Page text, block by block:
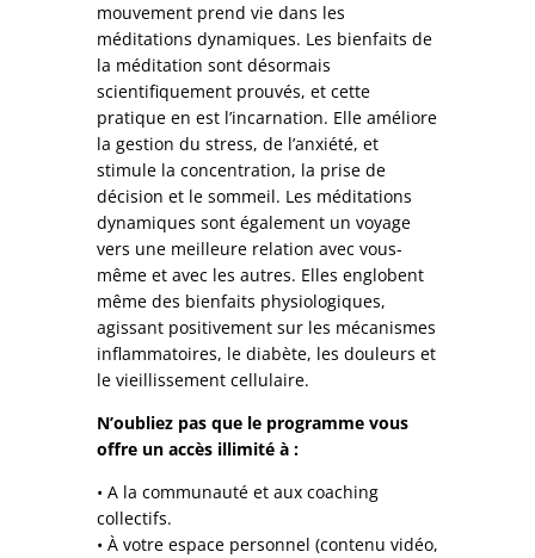
mouvement prend vie dans les
méditations dynamiques. Les bienfaits de
la méditation sont désormais
scientifiquement prouvés, et cette
pratique en est l’incarnation. Elle améliore
la gestion du stress, de l’anxiété, et
stimule la concentration, la prise de
décision et le sommeil. Les méditations
dynamiques sont également un voyage
vers une meilleure relation avec vous-
même et avec les autres. Elles englobent
même des bienfaits physiologiques,
agissant positivement sur les mécanismes
inflammatoires, le diabète, les douleurs et
le vieillissement cellulaire.
N’oubliez pas que le programme vous
offre un accès illimité à :
• A la communauté et aux coaching
collectifs.
• À votre espace personnel (contenu vidéo,